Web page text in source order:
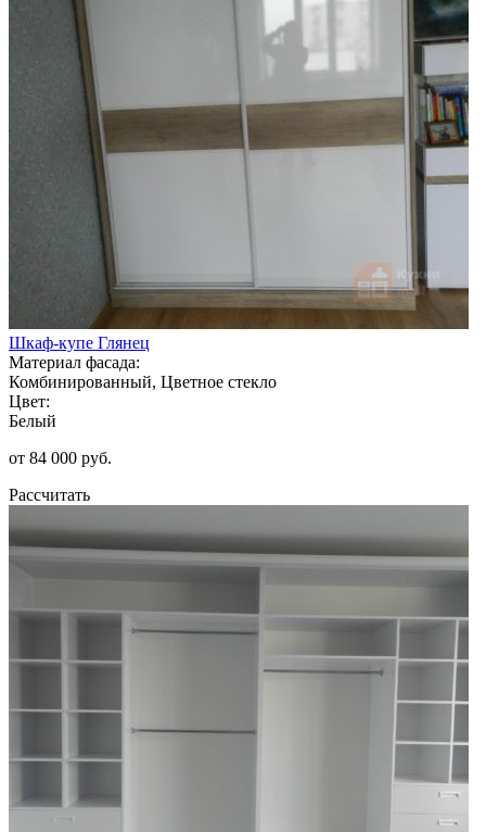
Шкаф-купе Глянец
Материал фасада:
Комбинированный, Цветное стекло
Цвет:
Белый
от 84 000 руб.
Рассчитать